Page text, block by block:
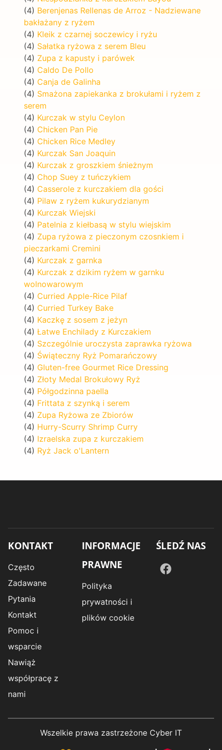
(4) Berenjenas Rellenas de Arroz - Nadziewane
bakłażany z ryżem
(4) Kleik z czarnej soczewicy i ryżu
(4) Sałatka ryżowa z serem Bleu
(4) Zupa z kapusty i parówek
(4) Caldo De Pollo
(4) Canja de Galinha
(4) Smażona zapiekanka z brokułami i ryżem z
serem
(4) Kurczak w stylu Ceylon
(4) Chicken Pan Pie
(4) Chicken Rice Medley
(4) Kurczak San Joaquin
(4) Kurczak z groszkiem śnieżnym
(4) Chop Suey z tuńczykiem
(4) Casserole z kurczakiem dla gości
(4) Pilaw z ryżem kukurydzianym
(4) Kurczak Wiejski
(4) Patelnia z kiełbasą w stylu wiejskim
(4) Zupa ryżowa z pieczonym czosnkiem i
pieczarkami Cremini
(4) Kurczak z garnka
(4) Kurczak z dzikim ryżem w garnku
wolnowarowym
(4) Curried Apple-Rice Pilaf
(4) Curried Turkey Bake
(4) Kaczkę z sosem z jeżyn
(4) Łatwe Enchilady z Kurczakiem
(4) Szczególnie uroczysta zaprawka ryżowa
(4) Świąteczny Ryż Pomarańczowy
(4) Gluten-free Gourmet Rice Dressing
(4) Złoty Medal Brokułowy Ryż
(4) Półgodzinna paella
(4) Frittata z szynką i serem
(4) Zupa Ryżowa ze Zbiorów
(4) Hurry-Scurry Shrimp Curry
(4) Izraelska zupa z kurczakiem
(4) Ryż Jack o'Lantern
KONTAKT
Często
Zadawane
Pytania
Kontakt
Pomoc i
wsparcie
Nawiąż
współpracę z
nami
INFORMACJE
PRAWNE
Polityka
prywatności i
plików cookie
ŚLEDŹ NAS
Wszelkie prawa zastrzeżone Cyber IT